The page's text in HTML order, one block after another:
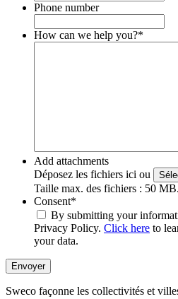
Phone number
How can we help you?*
Add attachments
Déposez les fichiers ici ou
Taille max. des fichiers : 50 MB.
Consent*
By submitting your
Privacy Policy. Click here to
your data.
Envoyer
Sweco façonne les collectivités et